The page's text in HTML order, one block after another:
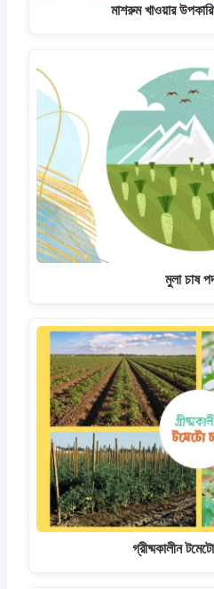
মাশরুম খাওয়ার
মুলা চাষ
গ্রীষ্মকালীন